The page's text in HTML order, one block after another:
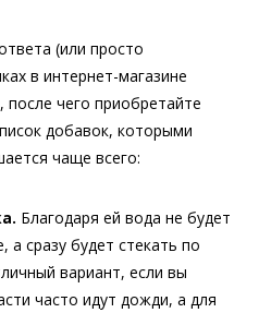
(или просто
в интернет-магазине
чего приобретайте
добавок, которыми
чаще всего:
Благодаря ей вода не будет
а сразу будет стекать по
вариант, если вы
часто идут дожди, а для